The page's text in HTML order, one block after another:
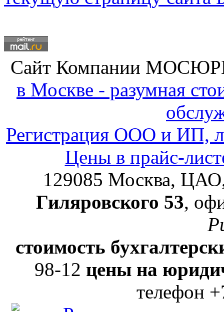
Сайт Компании
в Москве - разумная
Регистрация ООО и ИП,
Цены в прайс-
129085 Москва,
Гиляровского 53,
стоимость
98-12 цены на
телефон